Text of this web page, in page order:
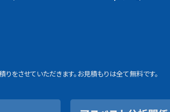
をさせていただきます。お見積もりは全て無料です。